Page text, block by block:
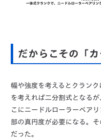
だからこその「
幅や強度を考えるとクラン
を考えれば二分割式となる
こにニードルローラーベア
部の真円度が必要になる。
だった。